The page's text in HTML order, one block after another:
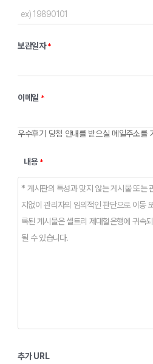
보관일자 *
이메일 *
우수후기 당첨 안내를 받으실 메일주소를
내용 *
추가 URL